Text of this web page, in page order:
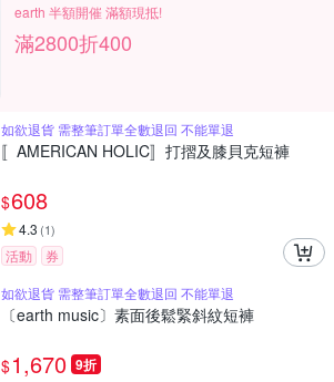
earth 半額開催 滿額現抵!
滿2800折400
如欲退貨 需整筆訂單全數退回 不能單退
〚AMERICAN HOLIC〛打摺及膝貝克短褲
$608
4.3 (1)
活動
券
如欲退貨 需整筆訂單全數退回 不能單退
〔earth music〕素面後鬆緊斜紋短褲
$1,670 9折